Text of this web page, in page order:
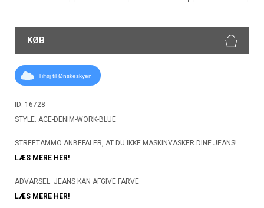
KØB
Tilføj til Ønskeskyen
ID: 16728
STYLE: ACE-DENIM-WORK-BLUE
STREETAMMO ANBEFALER, AT DU IKKE MASKINVASKER DINE JEANS!
LÆS MERE HER!
ADVARSEL: JEANS KAN AFGIVE FARVE
LÆS MERE HER!